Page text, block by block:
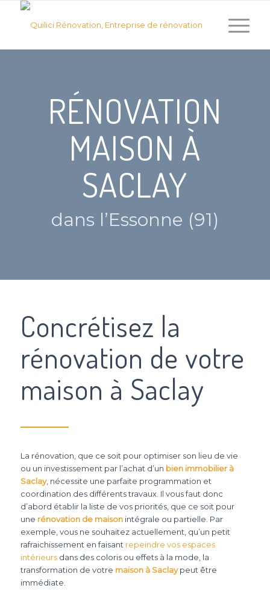
RÉNOVATION
MAISON À
SACLAY
dans l’Essonne (91)
Concrétisez la
rénovation de votre
maison à Saclay
La rénovation, que ce soit pour optimiser son lieu de vie
ou un investissement par l’achat d’un bien immobilier à
Saclay, nécessite une parfaite programmation et
coordination des différents travaux. Il vous faut donc
d’abord établir la liste de vos priorités, que ce soit pour
une rénovation de maisonintégrale ou partielle. Par
exemple, vous ne souhaitez actuellement, qu’un petit
rafraichissement en faisant repeindre vos espaces
intérieursdans des coloris ou effets à la mode, la
transformation de votre maison à Saclaypeut être
immédiate.